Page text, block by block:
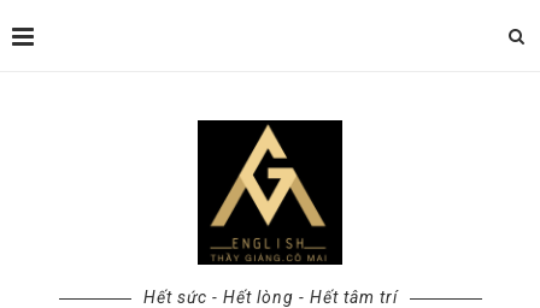
Hết sức - Hết lòng - Hết tâm trí